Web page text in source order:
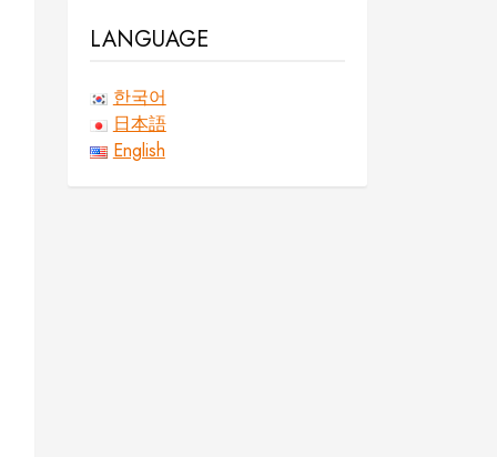
LANGUAGE
한국어
日本語
English